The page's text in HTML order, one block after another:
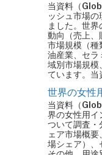
当資料（
ッシュ市場
ました。世
動向（売上、
市場規模（種
油産業、セラ
域別市場規模
ています。
世界の女性
当資料（
界の女性用イ
ついて調査・
ェア市場概
場シェア）、